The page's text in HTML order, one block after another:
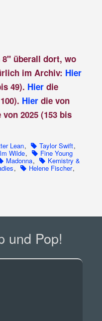
8" überall dort, wo
im Archiv: Hier
49). Hierdie
Hier die von
von 2025 (153 bis
Lean, Taylor Swift,
Wilde, Fine Young
Madonna, Kemistry &
, Helene Fischer,
und Pop!